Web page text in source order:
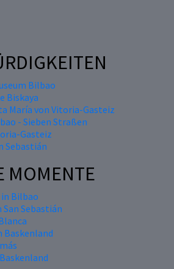
Bilbao
Biskaya
María von Vitoria-Gasteiz
- Sieben Straßen
Gasteiz
Sebastián
MOMENTE
in Bilbao
Sebastián
Baskenland